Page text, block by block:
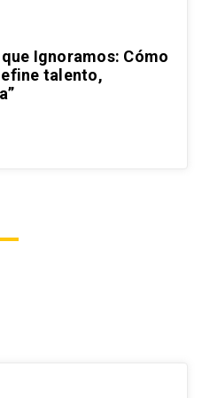
Ignoramos: Cómo
talento,